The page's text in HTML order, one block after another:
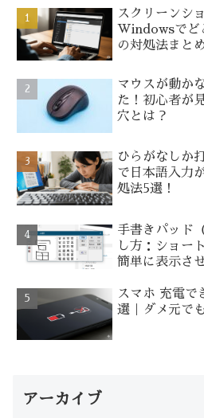
スクリーンシ
Windowsでど
の対処法まと
マウスが動か
た！初心者が
穴とは？
ひらがなしか
で日本語入力
処法5選！
手書きパッド
し方：ショー
簡単に表示さ
スマホ 充電で
選｜ダメ元で
アーカイブ